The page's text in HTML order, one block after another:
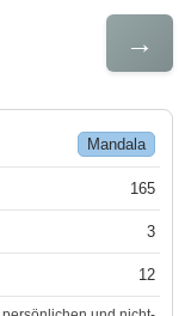
→
Mandala
165
3
12